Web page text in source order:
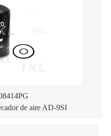
de aire AD-9SI